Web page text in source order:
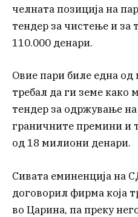
челната позиција на
тендер за чистење и за
110.000 денари.
Овие пари биле една
требал да ги земе како
тендер за одржување
граничните премини и
од 18 милиони денари.
Сивата еминенција на
договорил фирма која
во Царина, па преку